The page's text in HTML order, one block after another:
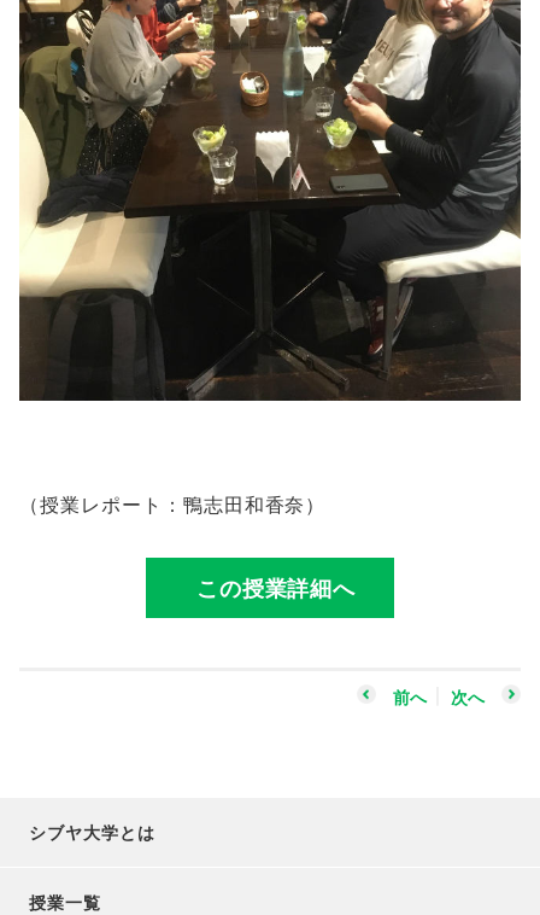
（授業レポート：鴨志田和香奈）
この授業詳細へ
前へ 次へ
シブヤ大学とは
授業一覧